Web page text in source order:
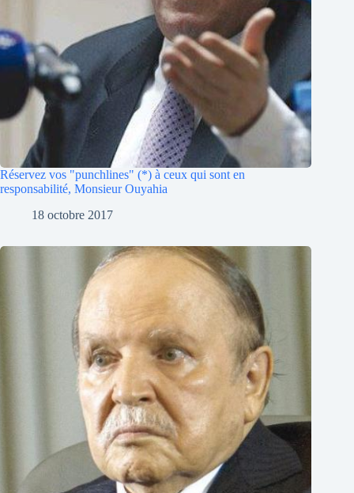
Réservez vos "punchlines" (*) à ceux qui sont en
responsabilité, Monsieur Ouyahia
18 octobre 2017